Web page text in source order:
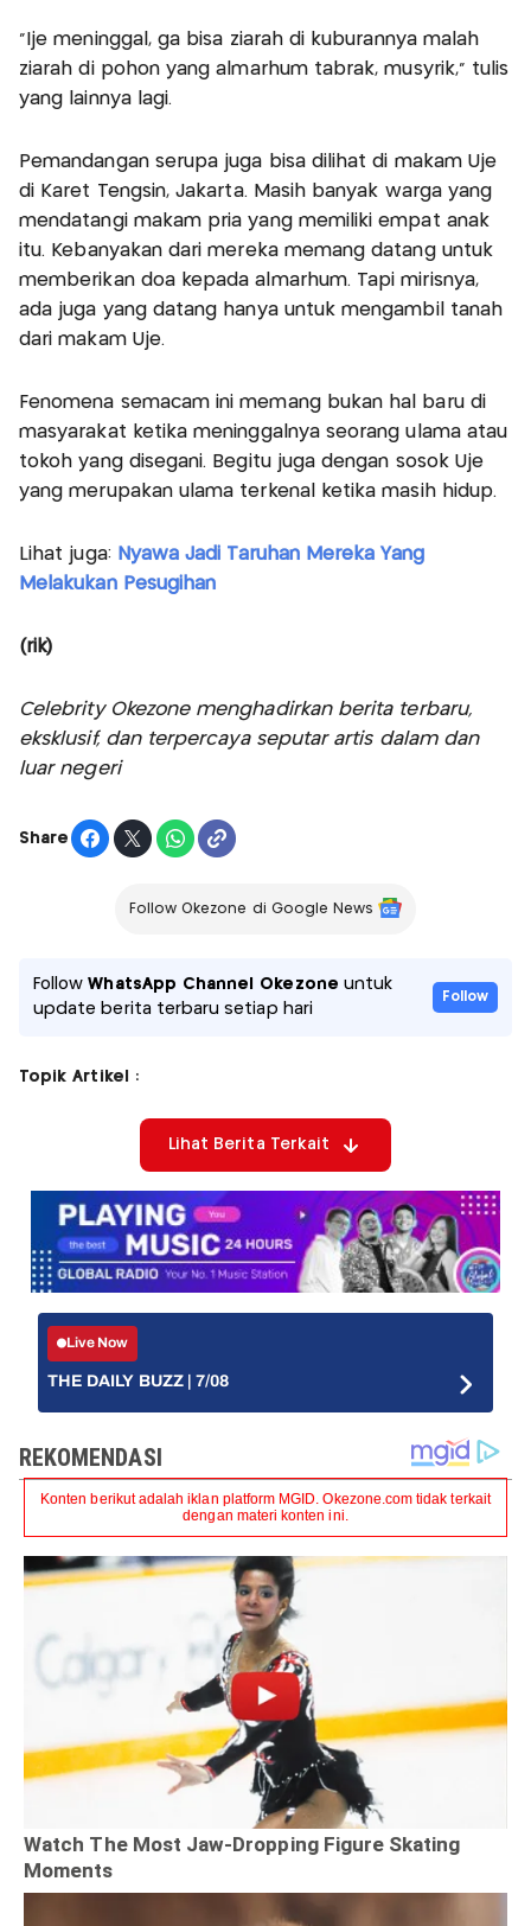
"Ije meninggal, ga bisa ziarah di kuburannya malah
ziarah di pohon yang almarhum tabrak, musyrik," tulis
yang lainnya lagi.
Pemandangan serupa juga bisa dilihat di makam Uje
di Karet Tengsin, Jakarta. Masih banyak warga yang
mendatangi makam pria yang memiliki empat anak
itu. Kebanyakan dari mereka memang datang untuk
memberikan doa kepada almarhum. Tapi mirisnya,
ada juga yang datang hanya untuk mengambil tanah
dari makam Uje.
Fenomena semacam ini memang bukan hal baru di
masyarakat ketika meninggalnya seorang ulama atau
tokoh yang disegani. Begitu juga dengan sosok Uje
yang merupakan ulama terkenal ketika masih hidup.
Lihat juga: Nyawa Jadi Taruhan Mereka Yang
Melakukan Pesugihan
(rik)
Celebrity Okezone menghadirkan berita terbaru,
eksklusif, dan terpercaya seputar artis dalam dan
luar negeri
Share
Follow Okezone di Google News
FollowWhatsApp Channel Okezone untuk
update berita terbaru setiap hari
Follow
Topik Artikel :
Lihat Berita Terkait
Live Now
THE DAILY BUZZ | 7/08